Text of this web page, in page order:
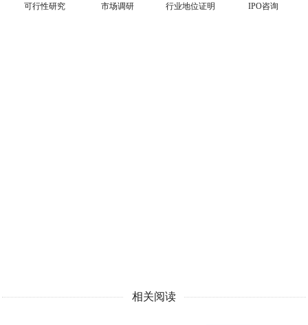
可行性研究 市场调研 行业地位证明 IPO咨询
相关阅读